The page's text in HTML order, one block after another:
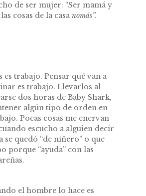
de ser mujer: “Ser mamá y
cosas de la casanomás”.
es trabajo. Pensar qué van a
es trabajo. Llevarlos al
dos horas de Baby Shark,
algún tipo de orden en
Pocas cosas me enervan
escucho a alguien decir
se quedó “de niñero” o que
porque “ayuda” con las
el hombre lo hace es